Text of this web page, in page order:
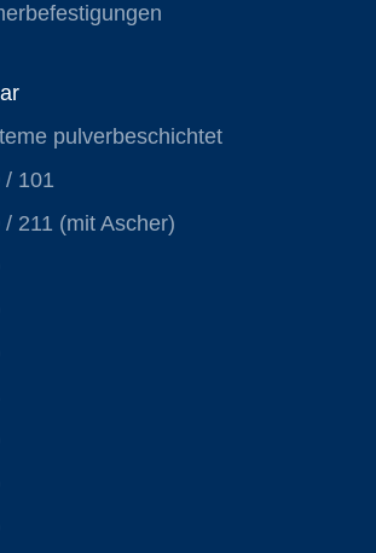
pulverbeschichtet
/ 101
/ 211 (mit Ascher)